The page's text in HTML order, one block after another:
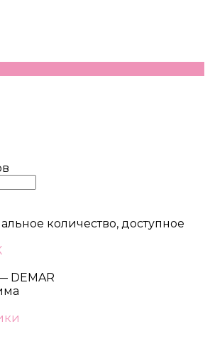
количество, доступное
DEMAR